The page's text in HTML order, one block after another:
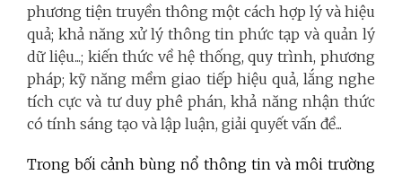
phương tiện truyền thông một cách hợp lý và hiệu
quả; khả năng xử lý thông tin phức tạp và quản lý
dữ liệu...; kiến thức về hệ thống, quy trình, phương
pháp; kỹ năng mềm giao tiếp hiệu quả, lắng nghe
tích cực và tư duy phê phán, khả năng nhận thức
có tính sáng tạo và lập luận, giải quyết vấn đề...
Trong bối cảnh bùng nổ thông tin và môi trường